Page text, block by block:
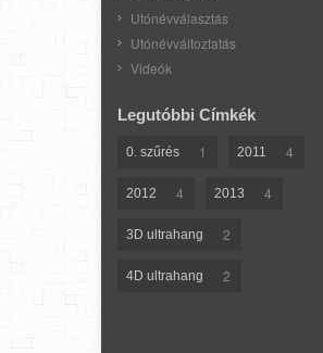
Utónévválasztás
Utónévváltoztatás
Videók
Legutóbbi Címkék
0. szűrés 1 2011 4
2012 4 2013 4
3D ultrahang 2
4D ultrahang 2